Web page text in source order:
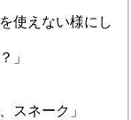
使えない様にし
」
スネーク」